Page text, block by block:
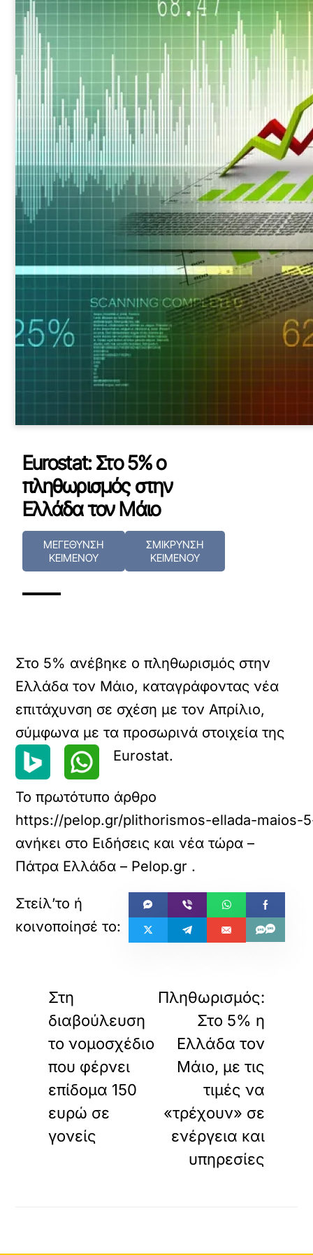
Eurostat: Στο 5% ο
πληθωρισμός στην
Ελλάδα τον Μάιο
ΜΕΓΕΘΥΝΣΗ
ΚΕΙΜΕΝΟΥ
ΣΜΙΚΡΥΝΣΗ
ΚΕΙΜΕΝΟΥ
Στο 5% ανέβηκε ο πληθωρισμός στην
Ελλάδα τον Μάιο, καταγράφοντας νέα
επιτάχυνση σε σχέση με τον Απρίλιο,
σύμφωνα με τα προσωρινά στοιχεία της
Eurostat.
Το πρωτότυπο άρθρο
https://pelop.gr/plithorismos-ellada-maios-
ανήκει στο Ειδήσεις και νέα τώρα –
Πάτρα Ελλάδα – Pelop.gr .
Στη
διαβούλευση
το νομοσχέδιο
που φέρνει
επίδομα 150
ευρώ σε
γονείς
Πληθωρισμός:
Στο 5% η
Ελλάδα τον
Μάιο, με τις
τιμές να
«τρέχουν» σε
ενέργεια και
υπηρεσίες